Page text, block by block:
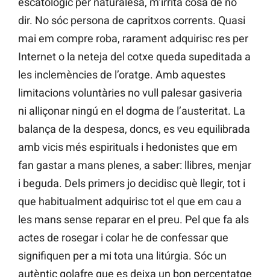
dir. No sóc persona de capritxos corrents. Quasi
mai em compre roba, rarament adquirisc res per
Internet o la neteja del cotxe queda supeditada a
les inclemències de l’oratge. Amb aquestes
limitacions voluntàries no vull palesar gasiveria
ni alliçonar ningú en el dogma de l’austeritat. La
balança de la despesa, doncs, es veu equilibrada
amb vicis més espirituals i hedonistes que em
fan gastar a mans plenes, a saber: llibres, menjar
i beguda. Dels primers jo decidisc què llegir, tot i
que habitualment adquirisc tot el que em cau a
les mans sense reparar en el preu. Pel que fa als
actes de rosegar i colar he de confessar que
signifiquen per a mi tota una litúrgia. Sóc un
autèntic golafre que es deixa un bon percentatge